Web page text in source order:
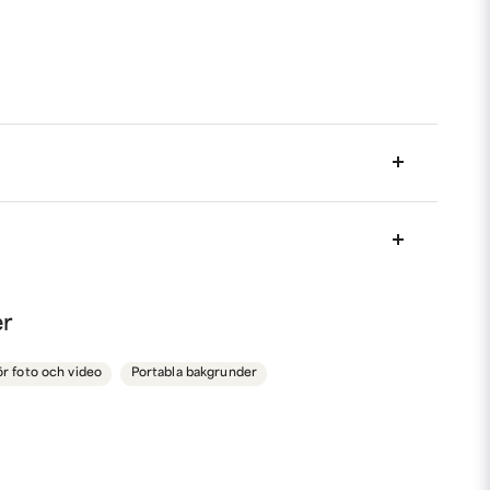
:)
produkten...
foto och video Portabla bakgrunder